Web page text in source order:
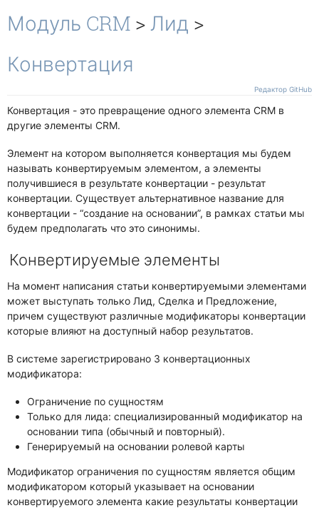
Свои условия
Участники задач
Канбан
Гант
Связи и зависимости
Чат
Показывать код
Модуль CRM >Лид >
Конвертация
Редактор GitHub
Конвертация - это превращение одного элемента CRM в
другие элементы CRM.
Элемент на котором выполняется конвертация мы будем
называть конвертируемым элементом, а элементы
получившиеся в результате конвертации - результат
конвертации. Существует альтернативное название для
конвертации - “создание на основании”, в рамках статьи мы
будем предполагать что это синонимы.
Конвертируемые элементы
На момент написания статьи конвертируемыми элементами
может выступать только Лид, Сделка и Предложение,
причем существуют различные модификаторы конвертации
которые влияют на доступный набор результатов.
В системе зарегистрировано 3 конвертационных
модификатора:
Ограничение по сущностям
Только для лида: специализированный модификатор на
основании типа (обычный и повторный).
Генерируемый на основании ролевой карты
Модификатор ограничения по сущностям является общим
модификатором который указывает на основании
конвертируемого элемента какие результаты конвертации